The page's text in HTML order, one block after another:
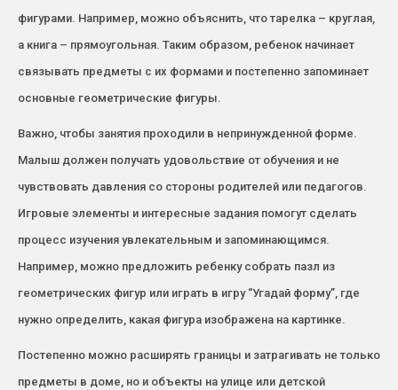
фигурами. Например, можно объяснить, что тарелка – круглая,
а книга – прямоугольная. Таким образом, ребенок начинает
связывать предметы с их формами и постепенно запоминает
основные геометрические фигуры.
Важно, чтобы занятия проходили в непринужденной форме.
Малыш должен получать удовольствие от обучения и не
чувствовать давления со стороны родителей или педагогов.
Игровые элементы и интересные задания помогут сделать
процесс изучения увлекательным и запоминающимся.
Например, можно предложить ребенку собрать пазл из
геометрических фигур или играть в игру “Угадай форму”, где
нужно определить, какая фигура изображена на картинке.
Постепенно можно расширять границы и затрагивать не только
предметы в доме, но и объекты на улице или детской